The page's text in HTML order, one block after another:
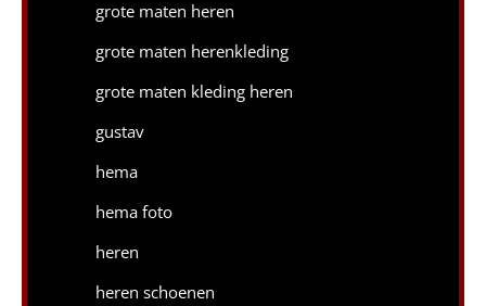
grote maten heren
grote maten herenkleding
grote maten kleding heren
gustav
hema
hema foto
heren
heren schoenen